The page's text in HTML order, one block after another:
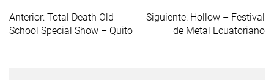
Anterior: Total Death Old
School Special Show – Quito
Siguiente: Hollow – Festival
de Metal Ecuatoriano